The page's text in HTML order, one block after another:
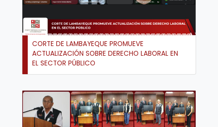
CORTE DE LAMBAYEQUE PROMUEVE
ACTUALIZACIÓN SOBRE DERECHO LABORAL EN
EL SECTOR PÚBLICO